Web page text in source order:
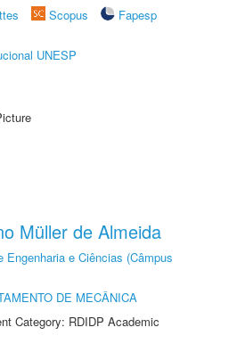
Scopus
Fapesp
UNESP
Müller de Almeida
Engenharia e Ciências (Câmpus
DE MECÂNICA
Category: RDIDP Academic